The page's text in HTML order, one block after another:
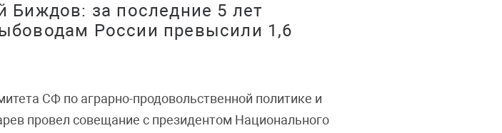
Биждов: за последние 5 лет
России превысили 1,6
СФ по аграрно-продовольственной политике и
провел совещание с президентом Национального